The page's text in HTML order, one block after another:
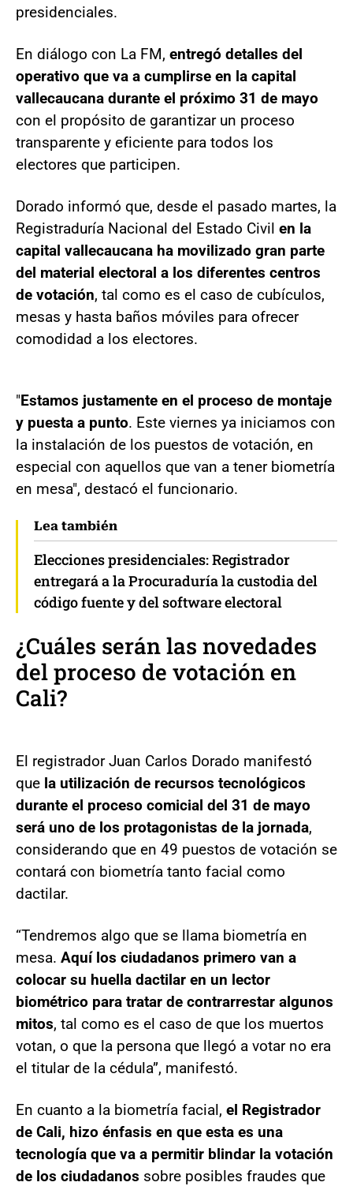
presidenciales.
En diálogo con La FM, entregó detalles del
operativo que va a cumplirse en la capital
vallecaucana durante el próximo 31 de mayo
con el propósito de garantizar un proceso
transparente y eficiente para todos los
electores que participen.
Dorado informó que, desde el pasado martes, la
Registraduría Nacional del Estado Civil en la
capital vallecaucana ha movilizado gran parte
del material electoral a los diferentes centros
de votación, tal como es el caso de cubículos,
mesas y hasta baños móviles para ofrecer
comodidad a los electores.
"Estamos justamente en el proceso de montaje
y puesta a punto. Este viernes ya iniciamos con
la instalación de los puestos de votación, en
especial con aquellos que van a tener biometría
en mesa", destacó el funcionario.
Lea también
Elecciones presidenciales: Registrador
entregará a la Procuraduría la custodia del
código fuente y del software electoral
¿Cuáles serán las novedades
del proceso de votación en
Cali?
El registrador Juan Carlos Dorado manifestó
que la utilización de recursos tecnológicos
durante el proceso comicial del 31 de mayo
será uno de los protagonistas de la jornada,
considerando que en 49 puestos de votación se
contará con biometría tanto facial como
dactilar.
“Tendremos algo que se llama biometría en
mesa. Aquí los ciudadanos primero van a
colocar su huella dactilar en un lector
biométrico para tratar de contrarrestar algunos
mitos, tal como es el caso de que los muertos
votan, o que la persona que llegó a votar no era
el titular de la cédula”, manifestó.
En cuanto a la biometría facial, el Registrador
de Cali, hizo énfasis en que esta es una
tecnología que va a permitir blindar la votación
de los ciudadanos sobre posibles fraudes que